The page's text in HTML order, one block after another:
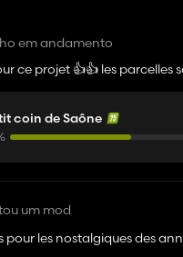
em andamento
ce projet 👍️👍️ les parcelles
grand merci et un énorme
créés des maps sa doit
coin de Saône
um mod
les nostalgiques des